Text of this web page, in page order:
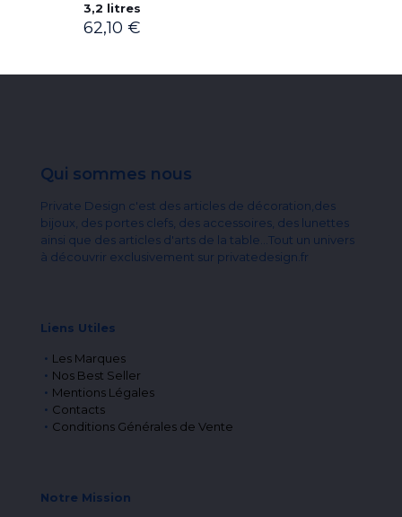
3,2 litres
62,10 €
Qui sommes nous
Private Design c'est des articles de décoration,des
bijoux, des portes clefs, des accessoires, des lunettes
ainsi que des articles d'arts de la table...Tout un univers
à découvrir exclusivement sur privatedesign.fr
Liens Utiles
Les Marques
Nos Best Seller
Mentions Légales
Contacts
Conditions Générales de Vente
Notre Mission